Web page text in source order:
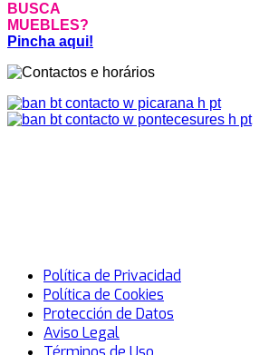
BUSCA
MUEBLES?
Pincha aqui!
Política de Privacidad
Política de Cookies
Protección de Datos
Aviso Legal